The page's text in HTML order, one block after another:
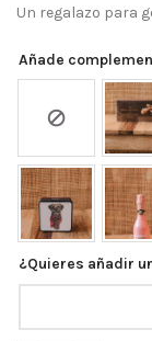
Un regalazo para
Añade
¿Quieres añadir